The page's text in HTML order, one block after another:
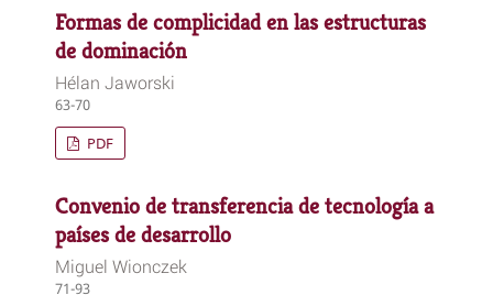
Formas de complicidad en las estructuras
de dominación
Hélan Jaworski
63-70
PDF
Convenio de transferencia de tecnología a
países de desarrollo
Miguel Wionczek
71-93